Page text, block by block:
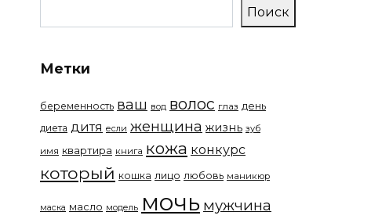
Поиск
Метки
беременность ваш вод волос глаз день
диета дитя если женщина жизнь зуб
имя квартира книга кожа конкурс
который кошка лицо любовь маникюр
маска масло модель мочь мужчина